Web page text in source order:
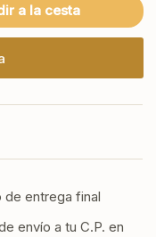
a la cesta
entrega final
envío a tu C.P. en